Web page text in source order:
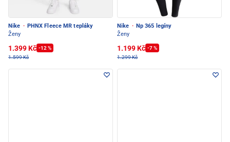
Nike · PHNX Fleece MR tepláky
Ženy
1.399 Kč -12 %
1.599 Kč
Nike · Np 365 legíny
Ženy
1.199 Kč -7 %
1.299 Kč